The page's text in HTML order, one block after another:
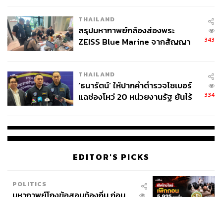
จะมีขีปนาวุธไปเพื่อ?
สำหรับแรงจูงใจในการทดสอบขีปนาวุธของเกาหลีเหนือ
ยังเป็นที่ถกเถียงกันในกลุ่มผู้เชี่ยวชาญด้านเกาหลีเหนือและ
นักวิเคราะห์การเมืองระหว่างประเทศ บางส่วนมองว่า
ไม่แน่นอนของการเมืองระหว่างประเทศ
เกาหลีเหนือรู้ดีว่าการมีขีปนาวุธ ซึ่งจำนวนหนึ่งสามารถ
ติดหัวรบนิวเคลียร์ได้ คือเครื่องต่อรองที่สำคัญกับนานา
ทำให้ต่างชาติไม่กล้าผลีผลามในการใช้กำลังทางทหารกับ
เกาหลีเหนือ หรือแม้แต่การเข้าแทรกแซงกิจการภายใน ดัง
THAILAND
สรุปมหากาพย์กล้องส่องพระ
ZEISS Blue Marine จากสัญญา
จ่ายหนี้-แอบระบุแบรนด์
343
THAILAND
‘ธนารัตน์’ ให้ปากคำตำรวจไซเบอร์
แฉช่องโหว่ 20 หน่วยงานรัฐ ยันไร้
334
EDITOR'S PICKS
POLITICS